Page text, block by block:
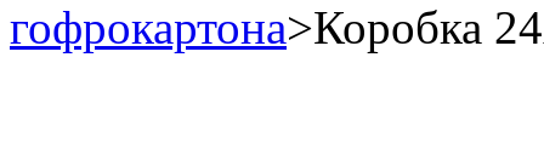
гофрокартона>Коробка